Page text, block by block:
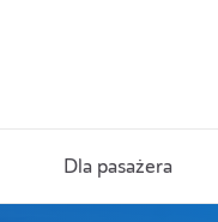
Dla pasażera